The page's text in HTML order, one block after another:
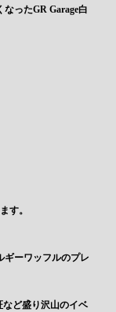
ったGR Garage白
す。
ギーワッフルのプレ
ど盛り沢山のイベ